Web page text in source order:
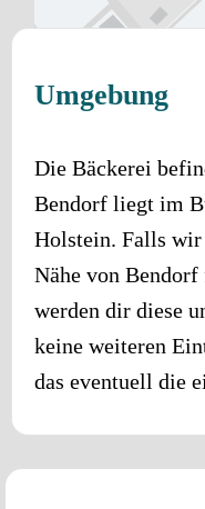
Umgebung
Die Bäckerei
Bendorf liegt im
Holstein. Falls wir
Nähe von Bendorf
werden dir diese
keine weiteren
das eventuell die